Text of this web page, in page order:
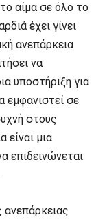
αίμα σε όλο το
έχει γίνει
ανεπάρκεια
να
υποστήριξη για
εμφανιστεί σε
στους
είναι μια
επιδεινώνεται